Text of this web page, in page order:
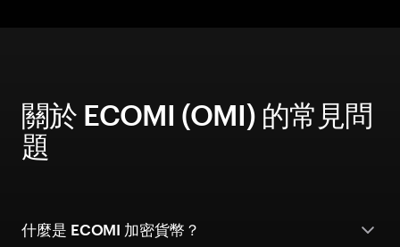
關於 ECOMI (OMI) 的常見問
題
什麼是 ECOMI 加密貨幣？